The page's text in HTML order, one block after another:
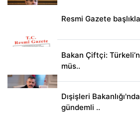
Resmi Gazete
Bakan Çiftçi:
müs..
Dışişleri
gündemli ..